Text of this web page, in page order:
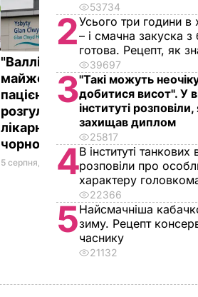
"Валлійський упир"
майже годину лякав
пацієнтів,
розгулюючи на даху
лікарні з косою і в
чорному балахоні
5 серпня, 23.40БУЛЬВАР
родини
літа". Де
Чарльз
дружина
5 серпня,
53734
2Усього три години в
– і смачна закуска з
готова. Рецепт, як
39697
3"Такі можуть
добитися висот". У
інституті
захищав диплом
25817
4В інституті танкових
розповіли про
характеру
22366
5Найсмачніша
зиму. Рецепт
часнику
21132